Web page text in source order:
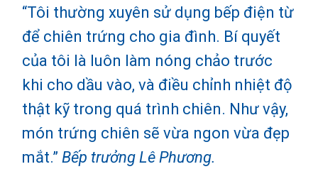
“Tôi thường xuyên sử dụng bếp điện từ
để chiên trứng cho gia đình. Bí quyết
của tôi là luôn làm nóng chảo trước
khi cho dầu vào, và điều chỉnh nhiệt độ
thật kỹ trong quá trình chiên. Như vậy,
món trứng chiên sẽ vừa ngon vừa đẹp
mắt.” Bếp trưởng Lê Phương.